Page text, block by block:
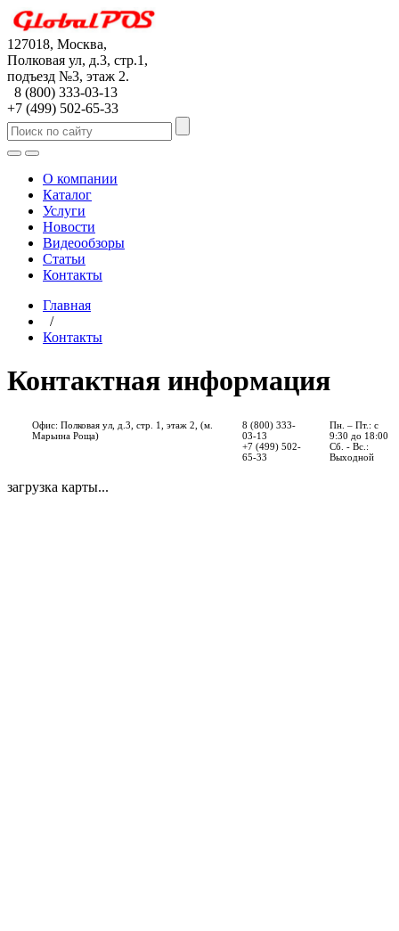
127018, Москва,
Полковая ул, д.3, стр.1,
подъезд №3, этаж 2.
8 (800) 333-03-13
+7 (499) 502-65-33
О компании
Каталог
Услуги
Новости
Видеообзоры
Статьи
Контакты
Главная
/
Контакты
Контактная информация
Офис: Полковая ул, д.3, стр. 1, этаж 2, (м.
Марьина Роща)
8 (800) 333-
03-13
+7 (499) 502-
65-33
Пн. – Пт.: с
9:30 до 18:00
Сб. - Вс.:
Выходной
загрузка карты...